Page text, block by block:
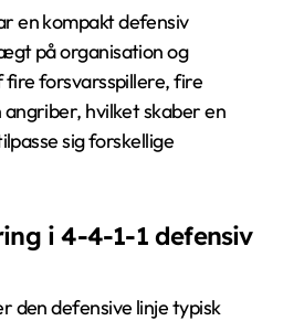
en kompakt defensiv
på organisation og
forsvarsspillere, fire
hvilket skaber en
sig forskellige
i 4-4-1-1 defensiv
den defensive linje typisk